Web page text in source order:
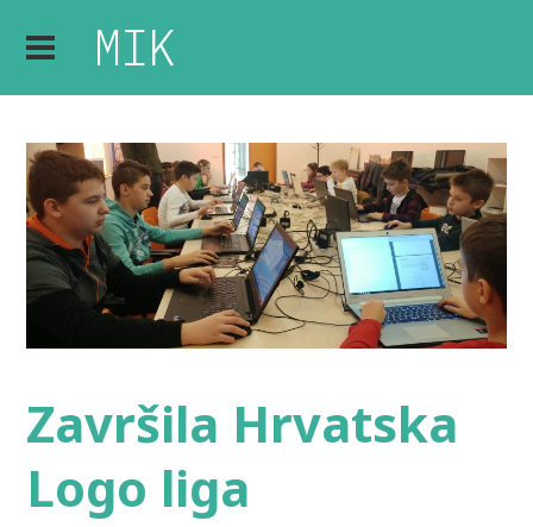
Završila Hrvatska
Logo liga